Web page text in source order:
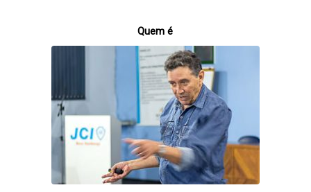
Quem é